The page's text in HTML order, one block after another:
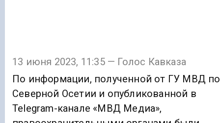
13 июня 2023, 11:35 — Голос Кавказа
По информации, полученной от ГУ МВД по
Северной Осетии и опубликованной в
Telegram-канале «МВД Медиа»,